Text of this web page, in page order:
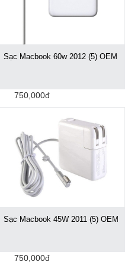
Sạc Macbook 60w 2012 (5) OEM
750,000đ
Sạc Macbook 45W 2011 (5) OEM
750,000đ